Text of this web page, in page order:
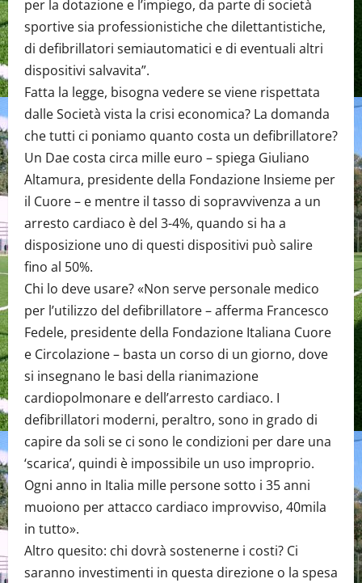
per la dotazione e l’impiego, da parte di società
sportive sia professionistiche che dilettantistiche,
di defibrillatori semiautomatici e di eventuali altri
dispositivi salvavita”.
Fatta la legge, bisogna vedere se viene rispettata
dalle Società vista la crisi economica? La domanda
che tutti ci poniamo quanto costa un defibrillatore?
Un Dae costa circa mille euro – spiega Giuliano
Altamura, presidente della Fondazione Insieme per
il Cuore – e mentre il tasso di sopravvivenza a un
arresto cardiaco è del 3-4%, quando si ha a
disposizione uno di questi dispositivi può salire
fino al 50%.
Chi lo deve usare? «Non serve personale medico
per l’utilizzo del defibrillatore – afferma Francesco
Fedele, presidente della Fondazione Italiana Cuore
e Circolazione – basta un corso di un giorno, dove
si insegnano le basi della rianimazione
cardiopolmonare e dell’arresto cardiaco. I
defibrillatori moderni, peraltro, sono in grado di
capire da soli se ci sono le condizioni per dare una
‘scarica’, quindi è impossibile un uso improprio.
Ogni anno in Italia mille persone sotto i 35 anni
muoiono per attacco cardiaco improvviso, 40mila
in tutto».
Altro quesito: chi dovrà sostenerne i costi? Ci
saranno investimenti in questa direzione o la spesa